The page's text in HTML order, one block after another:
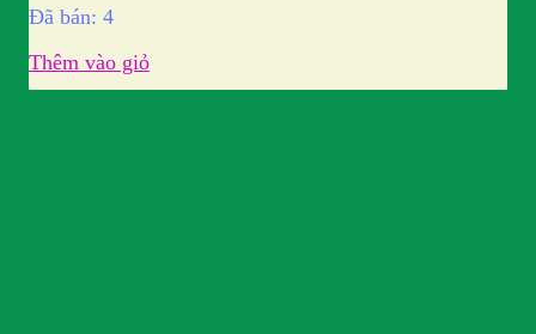
Đã bán: 4
Thêm vào giỏ